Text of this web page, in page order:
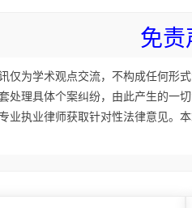
免责
仅为学术观点交流，不构成任何形
处理具体个案纠纷，由此产生的一
业执业律师获取针对性法律意见。